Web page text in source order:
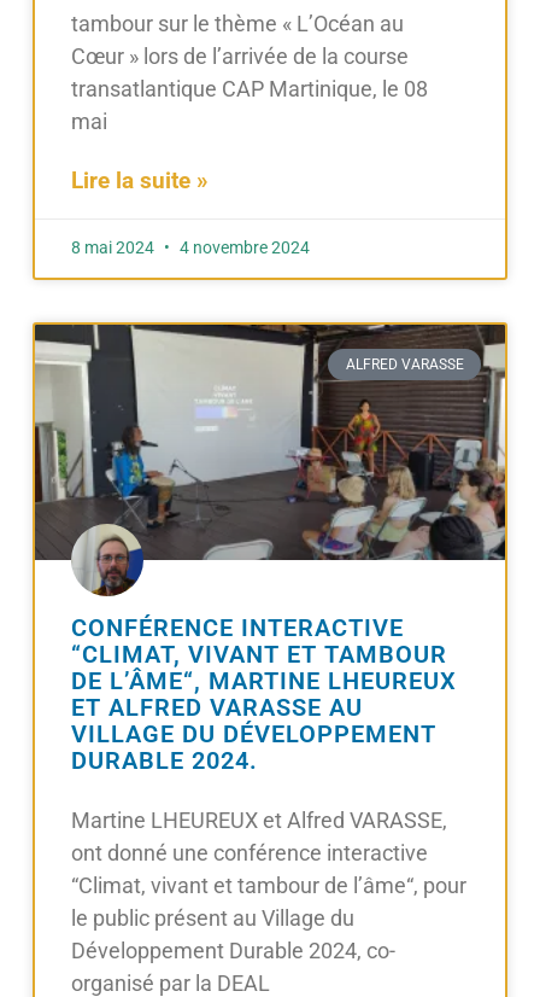
tambour sur le thème « L’Océan au
Cœur » lors de l’arrivée de la course
transatlantique CAP Martinique, le 08
mai
Lire la suite »
8 mai 2024 4 novembre 2024
ALFRED VARASSE
CONFÉRENCE INTERACTIVE
“CLIMAT, VIVANT ET TAMBOUR
DE L’ÂME“, MARTINE LHEUREUX
ET ALFRED VARASSE AU
VILLAGE DU DÉVELOPPEMENT
DURABLE 2024.
Martine LHEUREUX et Alfred VARASSE,
ont donné une conférence interactive
“Climat, vivant et tambour de l’âme“, pour
le public présent au Village du
Développement Durable 2024, co-
organisé par la DEAL